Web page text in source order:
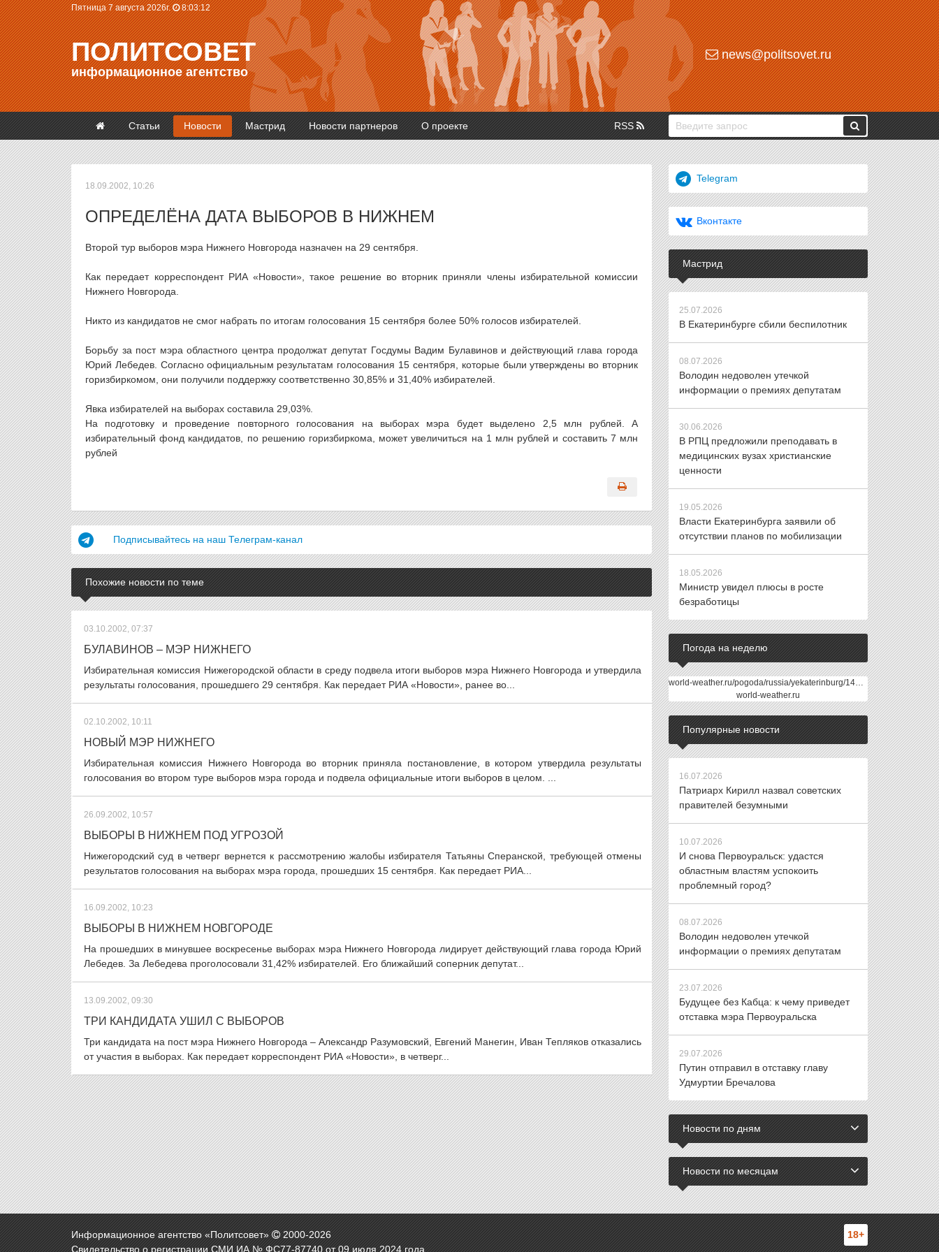
Пятница 7 августа 2026г. 8:03:12
ПОЛИТСОВЕТ
информационное агентство
news@politsovet.ru
Статьи Новости Мастрид Новости партнеров О проекте RSS
18.09.2002, 10:26
ОПРЕДЕЛЁНА ДАТА ВЫБОРОВ В НИЖНЕМ
Второй тур выборов мэра Нижнего Новгорода назначен на 29 сентября.
Как передает корреспондент РИА «Новости», такое решение во вторник приняли члены избирательной комиссии
Нижнего Новгорода.
Никто из кандидатов не смог набрать по итогам голосования 15 сентября более 50% голосов избирателей.
Борьбу за пост мэра областного центра продолжат депутат Госдумы Вадим Булавинов и действующий глава города
Юрий Лебедев. Согласно официальным результатам голосования 15 сентября, которые были утверждены во вторник
горизбиркомом, они получили поддержку соответственно 30,85% и 31,40% избирателей.
Явка избирателей на выборах составила 29,03%.
На подготовку и проведение повторного голосования на выборах мэра будет выделено 2,5 млн рублей. А
избирательный фонд кандидатов, по решению горизбиркома, может увеличиться на 1 млн рублей и составить 7 млн
рублей
Подписывайтесь на наш Телеграм-канал
Похожие новости по теме
03.10.2002, 07:37
БУЛАВИНОВ – МЭР НИЖНЕГО
Избирательная комиссия Нижегородской области в среду подвела итоги выборов мэра Нижнего Новгорода и утвердила
результаты голосования, прошедшего 29 сентября. Как передает РИА «Новости», ранее во...
02.10.2002, 10:11
НОВЫЙ МЭР НИЖНЕГО
Избирательная комиссия Нижнего Новгорода во вторник приняла постановление, в котором утвердила результаты
голосования во втором туре выборов мэра города и подвела официальные итоги выборов в целом. ...
26.09.2002, 10:57
ВЫБОРЫ В НИЖНЕМ ПОД УГРОЗОЙ
Нижегородский суд в четверг вернется к рассмотрению жалобы избирателя Татьяны Сперанской, требующей отмены
результатов голосования на выборах мэра города, прошедших 15 сентября. Как передает РИА...
16.09.2002, 10:23
ВЫБОРЫ В НИЖНЕМ НОВГОРОДЕ
На прошедших в минувшее воскресенье выборах мэра Нижнего Новгорода лидирует действующий глава города Юрий
Лебедев. За Лебедева проголосовали 31,42% избирателей. Его ближайший соперник депутат...
13.09.2002, 09:30
ТРИ КАНДИДАТА УШИЛ С ВЫБОРОВ
Три кандидата на пост мэра Нижнего Новгорода – Александр Разумовский, Евгений Манегин, Иван Тепляков отказались
от участия в выборах. Как передает корреспондент РИА «Новости», в четверг...
Telegram
Вконтакте
Мастрид
25.07.2026
В Екатеринбурге сбили беспилотник
08.07.2026
Володин недоволен утечкой
информации о премиях депутатам
30.06.2026
В РПЦ предложили преподавать в
медицинских вузах христианские
ценности
19.05.2026
Власти Екатеринбурга заявили об
отсутствии планов по мобилизации
18.05.2026
Министр увидел плюсы в росте
безработицы
Погода на неделю
world-weather.ru/pogoda/russia/yekaterinburg/14days/
world-weather.ru
Популярные новости
16.07.2026
Патриарх Кирилл назвал советских
правителей безумными
10.07.2026
И снова Первоуральск: удастся
областным властям успокоить
проблемный город?
08.07.2026
Володин недоволен утечкой
информации о премиях депутатам
23.07.2026
Будущее без Кабца: к чему приведет
отставка мэра Первоуральска
29.07.2026
Путин отправил в отставку главу
Удмуртии Бречалова
Новости по дням
Новости по месяцам
Информационное агентство «Политсовет» 2000-2026
Свидетельство о регистрации СМИ ИА № ФС77-87740 от 09 июля 2024 года.
18+